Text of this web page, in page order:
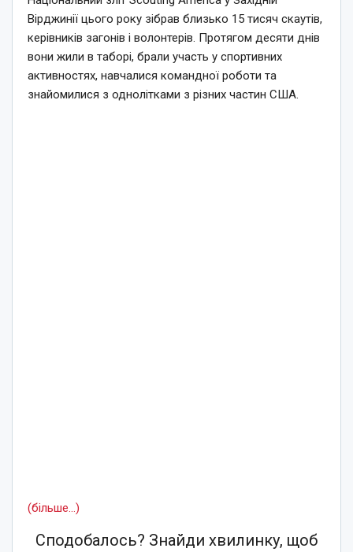
Вірджинії цього року зібрав близько 15 тисяч скаутів,
керівників загонів і волонтерів. Протягом десяти днів
вони жили в таборі, брали участь у спортивних
активностях, навчалися командної роботи та
знайомилися з однолітками з різних частин США.
(більше…)
Сподобалось? Знайди хвилинку, щоб